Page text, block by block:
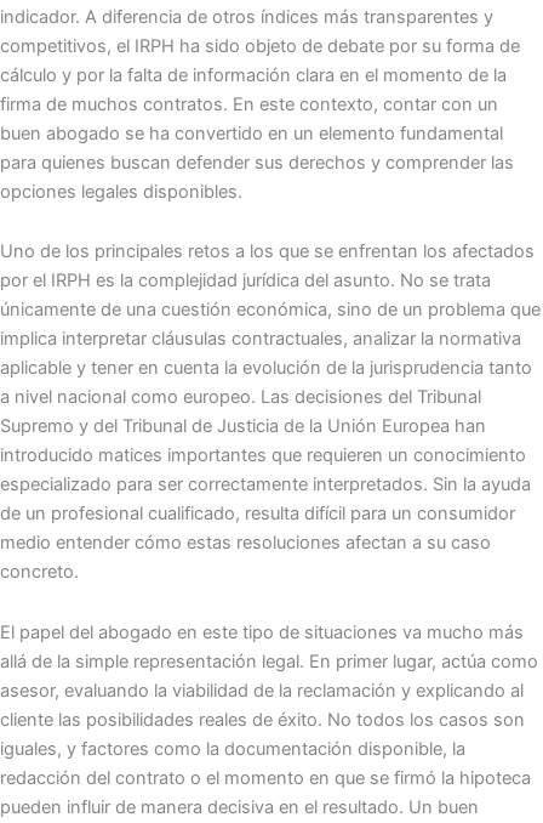
indicador. A diferencia de otros índices más transparentes y
competitivos, el IRPH ha sido objeto de debate por su forma de
cálculo y por la falta de información clara en el momento de la
firma de muchos contratos. En este contexto, contar con un
buen abogado se ha convertido en un elemento fundamental
para quienes buscan defender sus derechos y comprender las
opciones legales disponibles.
Uno de los principales retos a los que se enfrentan los afectados
por el IRPH es la complejidad jurídica del asunto. No se trata
únicamente de una cuestión económica, sino de un problema que
implica interpretar cláusulas contractuales, analizar la normativa
aplicable y tener en cuenta la evolución de la jurisprudencia tanto
a nivel nacional como europeo. Las decisiones del Tribunal
Supremo y del Tribunal de Justicia de la Unión Europea han
introducido matices importantes que requieren un conocimiento
especializado para ser correctamente interpretados. Sin la ayuda
de un profesional cualificado, resulta difícil para un consumidor
medio entender cómo estas resoluciones afectan a su caso
concreto.
El papel del abogado en este tipo de situaciones va mucho más
allá de la simple representación legal. En primer lugar, actúa como
asesor, evaluando la viabilidad de la reclamación y explicando al
cliente las posibilidades reales de éxito. No todos los casos son
iguales, y factores como la documentación disponible, la
redacción del contrato o el momento en que se firmó la hipoteca
pueden influir de manera decisiva en el resultado. Un buen